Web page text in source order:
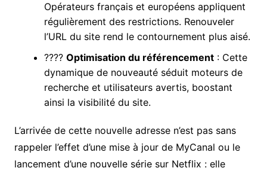
Opérateurs français et européens appliquent
régulièrement des restrictions. Renouveler
l’URL du site rend le contournement plus aisé.
???? Optimisation du référencement: Cette
dynamique de nouveauté séduit moteurs de
recherche et utilisateurs avertis, boostant
ainsi la visibilité du site.
L’arrivée de cette nouvelle adresse n’est pas sans
rappeler l’effet d’une mise à jour de MyCanal ou le
lancement d’une nouvelle série sur Netflix : elle